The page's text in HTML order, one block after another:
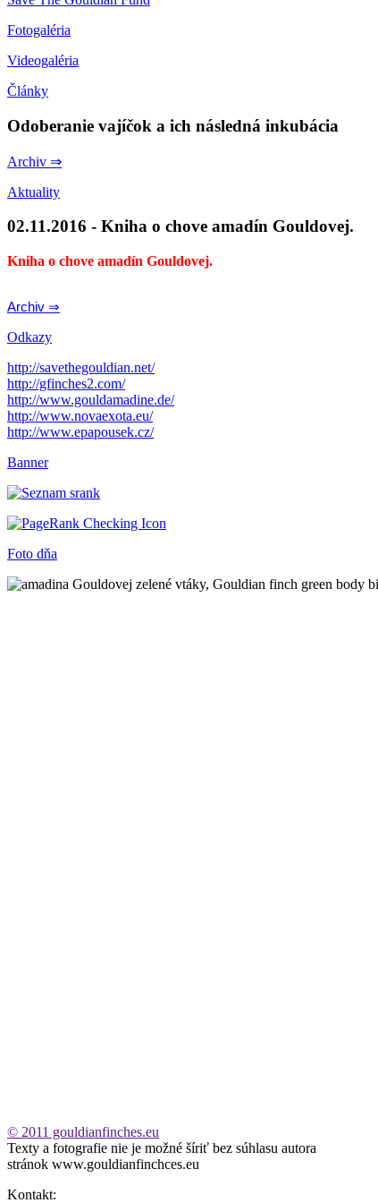
Fotogaléria
Videogaléria
Články
Odoberanie vajíčok a ich následná inkubácia
Archiv ⇒
Aktuality
02.11.2016 - Kniha o chove amadín Gouldovej.
Kniha o chove amadín Gouldovej.
Archiv ⇒
Odkazy
http://savethegouldian.net/
http://gfinches2.com/
http://www.gouldamadine.de/
http://www.novaexota.eu/
http://www.epapousek.cz/
Banner
Foto dňa
© 2011 gouldianfinches.eu
Texty a fotografie nie je možné šíriť bez súhlasu autora
stránok www.gouldianfinchces.eu
Kontakt: